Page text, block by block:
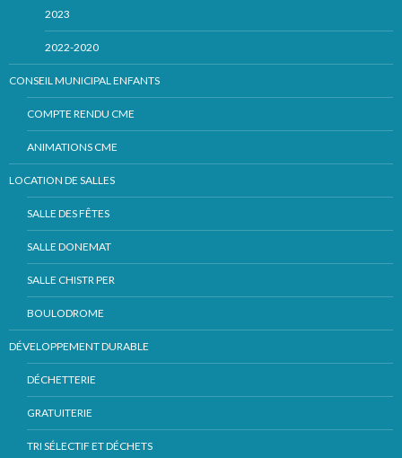
2023
2022-2020
CONSEIL MUNICIPAL ENFANTS
COMPTE RENDU CME
ANIMATIONS CME
LOCATION DE SALLES
SALLE DES FÊTES
SALLE DONEMAT
SALLE CHISTR PER
BOULODROME
DÉVELOPPEMENT DURABLE
DÉCHETTERIE
GRATUITERIE
TRI SÉLECTIF ET DÉCHETS